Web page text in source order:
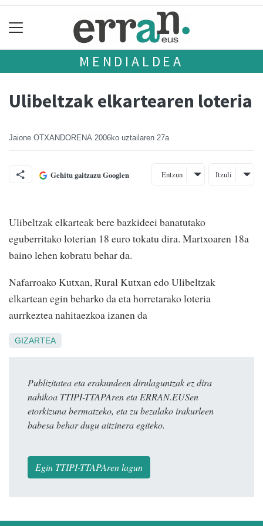
MENDIALDEA
Ulibeltzak elkartearen loteria
Jaione OTXANDORENA 2006ko uztailaren 27a
Gehitu gaitzazu Googlen Entzun Itzuli
Ulibeltzak elkarteak bere bazkideei banatutako
eguberritako loterian 18 euro tokatu dira. Martxoaren 18a
baino lehen kobratu behar da.
Nafarroako Kutxan, Rural Kutxan edo Ulibeltzak
elkartean egin beharko da eta horretarako loteria
aurrkeztea nahitaezkoa izanen da
GIZARTEA
Publizitatea eta erakundeen dirulaguntzak ez dira
nahikoa TTIPI-TTAPAren eta ERRAN.EUSen
etorkizuna bermatzeko, eta zu bezalako irakurleen
babesa behar dugu aitzinera egiteko.
Egin TTIPI-TTAPAren lagun